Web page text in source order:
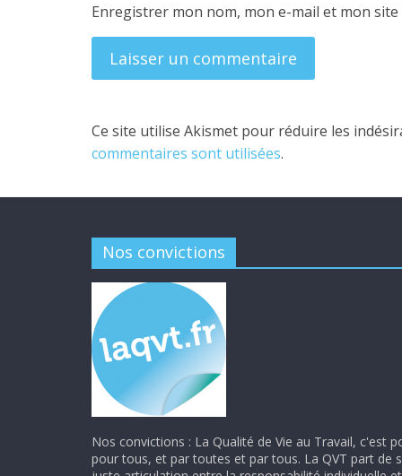
Enregistrer mon nom, mon e-mail et mon
Ce site utilise Akismet pour réduire les
commentaires sont utilisées.
Nos convictions
Nos convictions : La Qualité de Vie au Travail, c'est
pour tous, et par toutes et par tous. La QVT part de